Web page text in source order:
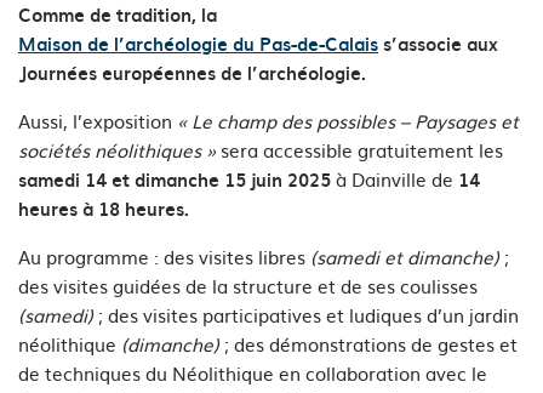
Comme de tradition, la
Maison de l’archéologie du Pas-de-Calais s’associe aux
Journées européennes de l’archéologie.
Aussi, l’exposition « Le champ des possibles – Paysages et
sociétés néolithiques »sera accessible gratuitement les
samedi 14 et dimanche 15 juin 2025à Dainville de 14
heures à 18 heures.
Au programme : des visites libres (samedi et dimanche) ;
des visites guidées de la structure et de ses coulisses
(samedi) ; des visites participatives et ludiques d’un jardin
néolithique (dimanche) ; des démonstrations de gestes et
de techniques du Néolithique en collaboration avec le